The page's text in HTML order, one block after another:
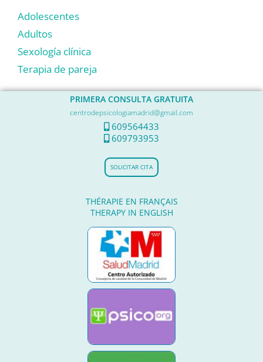
Adolescentes
Adultos
Sexología clínica
Terapia de pareja
PRIMERA CONSULTA GRATUITA
centrodepsicologiamadrid@gmail.com
609564433
609793953
SOLICITAR CITA
THÉRAPIE EN FRANÇAIS
THERAPY IN ENGLISH